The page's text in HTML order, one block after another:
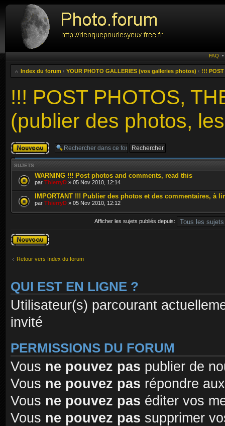
FAQ
Index du forum ‹ YOUR PHOTO GALLERIES (vos galleries photos) ‹ !!!
!!! POST PHOTOS,
(publier des photos,
Publier un
nouveau sujet
SUJETS
WARNING !!! Post photos and comments, read this
par ThierryD » 05 Nov 2010, 12:14
IMPORTANT !!! Publier des photos et des commentaires, à
par ThierryD » 05 Nov 2010, 12:12
Afficher les sujets publiés depuis:
Publier un
nouveau sujet
Retour vers Index du forum
QUI EST EN LIGNE ?
Utilisateur(s) parcourant
invité
PERMISSIONS DU FORUM
Vous ne pouvez pas publier de
Vous ne pouvez pas répondre
Vous ne pouvez pas éditer vos
Vous ne pouvez pas supprimer